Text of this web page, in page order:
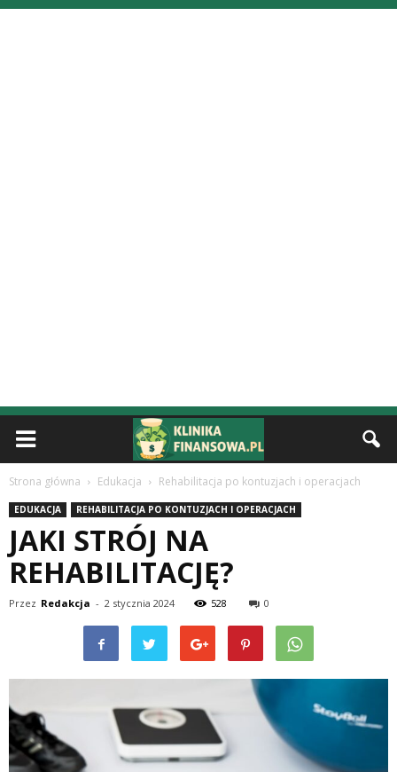
Strona główna Edukacja Rehabilitacja po kontuzjach i operacjach
EDUKACJA REHABILITACJA PO KONTUZJACH I OPERACJACH
JAKI STRÓJ NA
REHABILITACJĘ?
Przez Redakcja - 2 stycznia 2024 528 0